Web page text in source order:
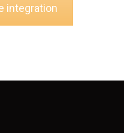
integration